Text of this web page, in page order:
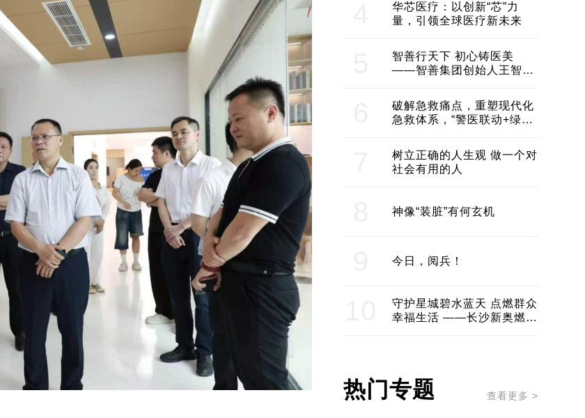
华芯医疗：以创新“芯”力
量，引领全球医疗新未来
智善行天下 初心铸医美
——智善集团创始人王智带
建医美产业良性生态圈
破解急救痛点，重塑现代化
急救体系，“警医联动+绿波
树立正确的人生观 做一个对
社会有用的人
神像“装脏”有何玄机
今日，阅兵！
守护星城碧水蓝天 点燃群众
幸福生活 ——长沙新奥燃气
热门专题 查看更多 >